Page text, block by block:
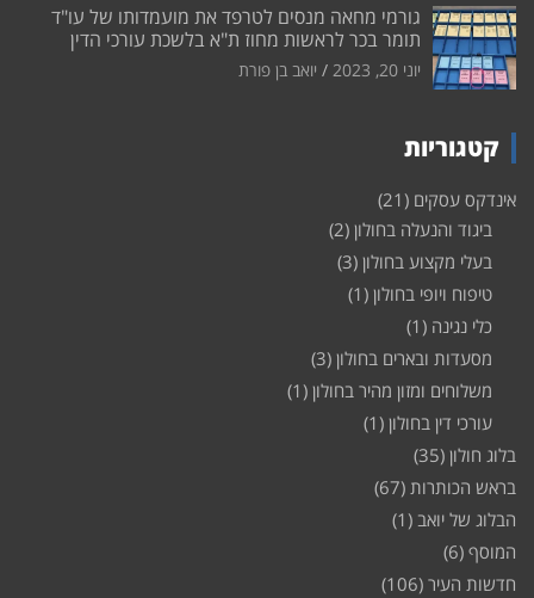
גורמי מחאה מנסים לטרפד את מועמדותו של עו"ד
תומר בכר לראשות מחוז ת"א בלשכת עורכי הדין
יוני 20, 2023 יואב בן פורת
קטגוריות
אינדקס עסקים (21)
ביגוד והנעלה בחולון (2)
בעלי מקצוע בחולון (3)
טיפוח ויופי בחולון (1)
כלי נגינה (1)
מסעדות ובארים בחולון (3)
משלוחים ומזון מהיר בחולון (1)
עורכי דין בחולון (1)
בלוג חולון (35)
בראש הכותרות (67)
הבלוג של יואב (1)
המוסף (6)
חדשות העיר (106)